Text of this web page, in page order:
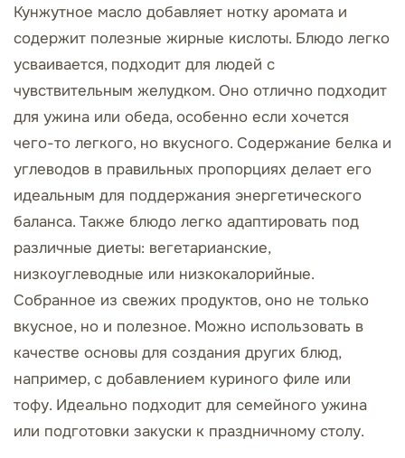
Кунжутное масло добавляет нотку аромата и
содержит полезные жирные кислоты. Блюдо легко
усваивается, подходит для людей с
чувствительным желудком. Оно отлично подходит
для ужина или обеда, особенно если хочется
чего-то легкого, но вкусного. Содержание белка и
углеводов в правильных пропорциях делает его
идеальным для поддержания энергетического
баланса. Также блюдо легко адаптировать под
различные диеты: вегетарианские,
низкоуглеводные или низкокалорийные.
Собранное из свежих продуктов, оно не только
вкусное, но и полезное. Можно использовать в
качестве основы для создания других блюд,
например, с добавлением куриного филе или
тофу. Идеально подходит для семейного ужина
или подготовки закуски к праздничному столу.